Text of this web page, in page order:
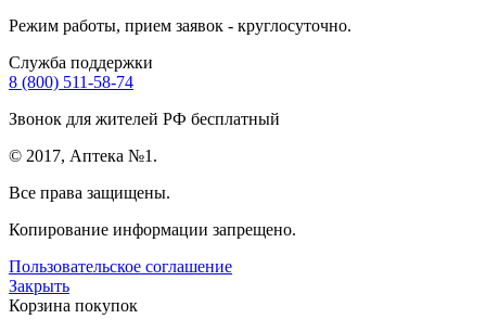
Режим работы, прием заявок - круглосуточно.
Служба поддержки
8 (800) 511-58-74
Звонок для жителей РФ бесплатный
© 2017, Аптека №1.
Все права защищены.
Копирование информации запрещено.
Пользовательское соглашение
Закрыть
Корзина покупок